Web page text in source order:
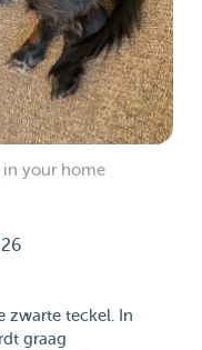
in your home
zwarte teckel. In
graag